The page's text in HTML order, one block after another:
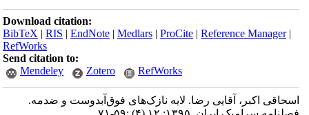
Download citation:
BibTeX |RIS |EndNote |Medlars |ProCite |Reference Manager
RefWorks
Send citation to:
Mendeley
Zotero RefWorks
اسحاقی اکبر، آقایی رضا. لایه نازک‌های فوق‌آبدوست و ضدمه.